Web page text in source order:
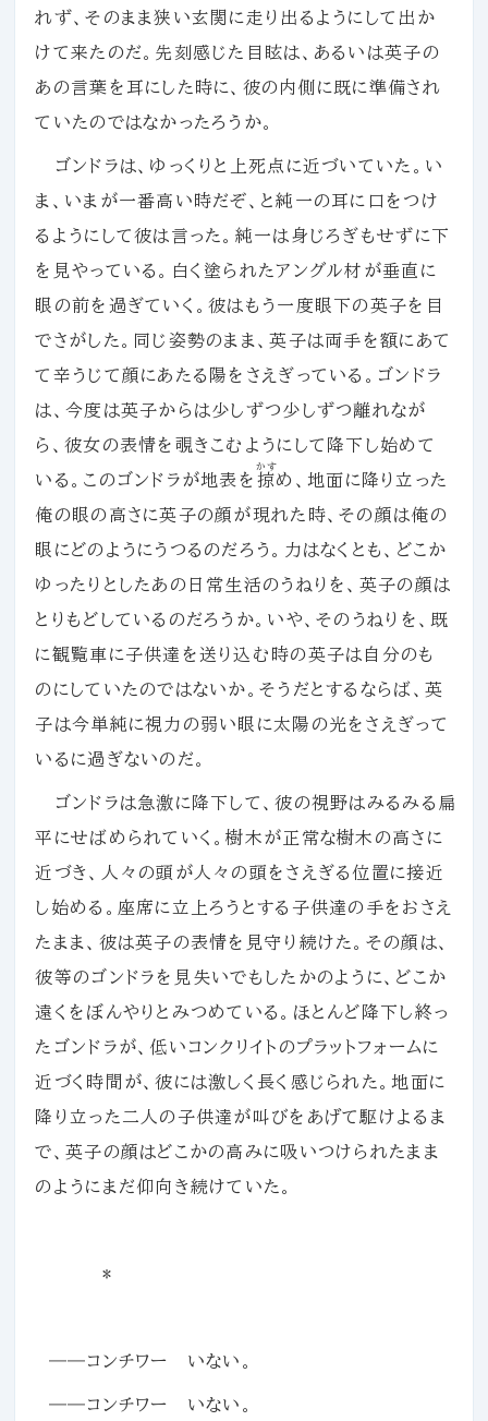
れず、そのまま狭い玄関に走り出るようにして出か
けて来たのだ。先刻感じた目眩は、あるいは英子の
あの言葉を耳にした時に、彼の内側に既に準備され
ていたのではなかったろうか。
ゴンドラは、ゆっくりと上死点に近づいていた。い
ま、いまが一番高い時だぞ、と純一の耳に口をつけ
るようにして彼は言った。純一は身じろぎもせずに下
を見やっている。白く塗られたアングル材が垂直に
眼の前を過ぎていく。彼はもう一度眼下の英子を目
でさがした。同じ姿勢のまま、英子は両手を額にあて
て辛うじて顔にあたる陽をさえぎっている。ゴンドラ
は、今度は英子からは少しずつ少しずつ離れなが
ら、彼女の表情を覗きこむようにして降下し始めて
いる。このゴンドラが地表を 掠
かす
め、地面に降り立った
俺の眼の高さに英子の顔が現れた時、その顔は俺の
眼にどのようにうつるのだろう。力はなくとも、どこか
ゆったりとしたあの日常生活のうねりを、英子の顔は
とりもどしているのだろうか。いや、そのうねりを、既
に観覧車に子供達を送り込む時の英子は自分のも
のにしていたのではないか。そうだとするならば、英
子は今単純に視力の弱い眼に太陽の光をさえぎって
いるに過ぎないのだ。
ゴンドラは急激に降下して、彼の視野はみるみる扁
平にせばめられていく。樹木が正常な樹木の高さに
近づき、人々の頭が人々の頭をさえぎる位置に接近
し始める。座席に立上ろうとする子供達の手をおさえ
たまま、彼は英子の表情を見守り続けた。その顔は、
彼等のゴンドラを見失いでもしたかのように、どこか
遠くをぼんやりとみつめている。ほとんど降下し終っ
たゴンドラが、低いコンクリイトのプラットフォームに
近づく時間が、彼には激しく長く感じられた。地面に
降り立った二人の子供達が叫びをあげて駆けよるま
で、英子の顔はどこかの高みに吸いつけられたまま
のようにまだ仰向き続けていた。
*
――コンチワー いない。
――コンチワー いない。